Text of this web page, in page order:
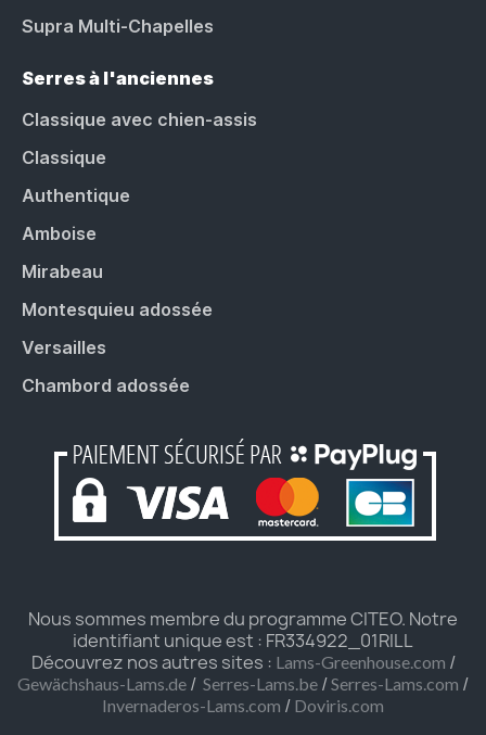
Supra Multi-Chapelles
Serres à l'anciennes
Classique avec chien-assis
Classique
Authentique
Amboise
Mirabeau
Montesquieu adossée
Versailles
Chambord adossée
Nous sommes membre du programme CITEO. Notre
identifiant unique est : FR334922_01RILL
Découvrez nos autres sites : Lams-Greenhouse.com /
Gewächshaus-Lams.de / Serres-Lams.be / Serres-Lams.com /
Invernaderos-Lams.com / Doviris.com